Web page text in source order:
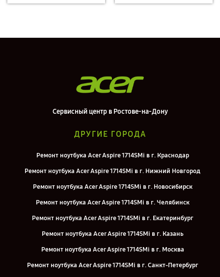
Сервисный центр в Ростове-на-Дону
ДРУГИЕ ГОРОДА
Ремонт ноутбука Acer Aspire 1714SMi в г. Краснодар
Ремонт ноутбука Acer Aspire 1714SMi в г. Нижний Новгород
Ремонт ноутбука Acer Aspire 1714SMi в г. Новосибирск
Ремонт ноутбука Acer Aspire 1714SMi в г. Челябинск
Ремонт ноутбука Acer Aspire 1714SMi в г. Екатеринбург
Ремонт ноутбука Acer Aspire 1714SMi в г. Казань
Ремонт ноутбука Acer Aspire 1714SMi в г. Москва
Ремонт ноутбука Acer Aspire 1714SMi в г. Санкт-Петербург